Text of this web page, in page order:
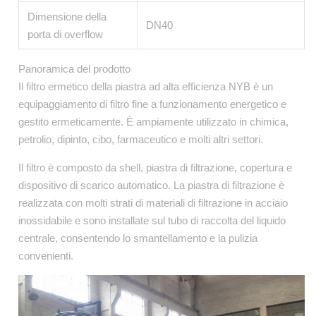
Dimensione della
porta di overflow
DN40
Panoramica del prodotto
Il filtro ermetico della piastra ad alta efficienza NYB è un
equipaggiamento di filtro fine a funzionamento energetico e
gestito ermeticamente. È ampiamente utilizzato in chimica,
petrolio, dipinto, cibo, farmaceutico e molti altri settori.
Il filtro è composto da shell, piastra di filtrazione, copertura e
dispositivo di scarico automatico. La piastra di filtrazione è
realizzata con molti strati di materiali di filtrazione in acciaio
inossidabile e sono installate sul tubo di raccolta del liquido
centrale, consentendo lo smantellamento e la pulizia
convenienti.